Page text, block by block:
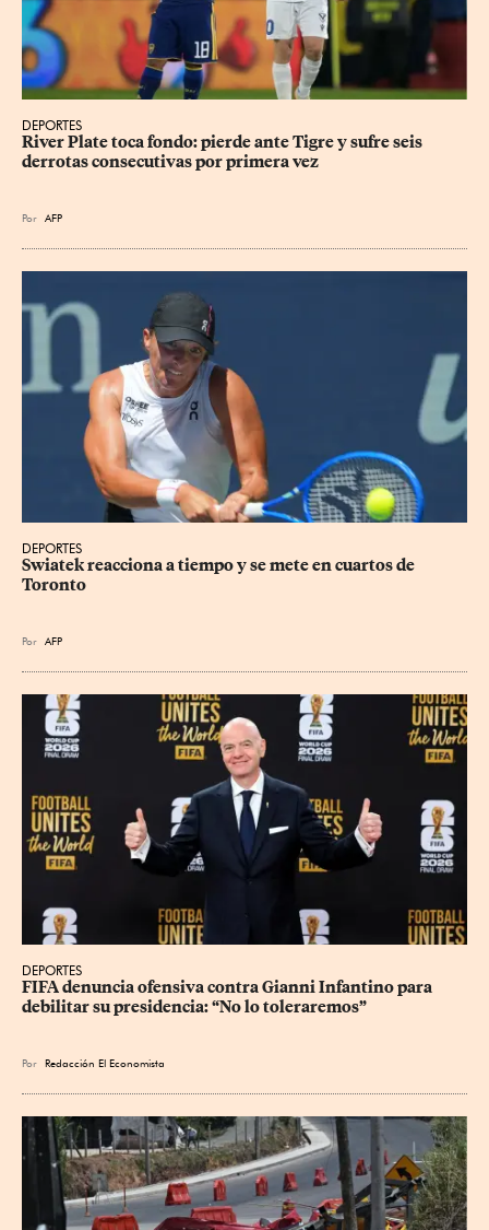
DEPORTES
River Plate toca fondo: pierde ante Tigre y sufre seis
derrotas consecutivas por primera vez
Por AFP
DEPORTES
Swiatek reacciona a tiempo y se mete en cuartos de
Toronto
Por AFP
DEPORTES
FIFA denuncia ofensiva contra Gianni Infantino para
debilitar su presidencia: “No lo toleraremos”
Por Redacción El Economista